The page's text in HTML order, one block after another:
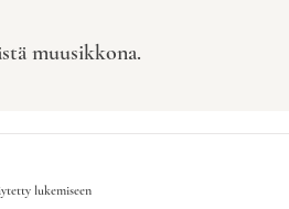
muusikkona.
lukemiseen